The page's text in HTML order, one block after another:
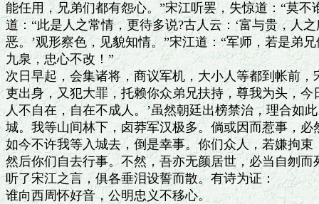
能任用，兄弟们都有怨心。”宋江听罢，失惊道：“莫不
道：“此是人之常情，更待多说?古人云：‘富与贵，人
恶。’观形察色，见貌知情。”宋江道：“军师，若是弟
九泉，忠心不改！”
次日早起，会集诸将，商议军机，大小人等都到帐前，
吏出身，又犯大罪，托赖你众弟兄扶持，尊我为头，今
人不自在，自在不成人。’虽然朝廷出榜禁治，理合如
城。我等山间林下，卤莽军汉极多。倘或因而惹事，
如今不许我等入城去，倒是幸事。你们众人，若嫌拘
然后你们自去行事。不然，吾亦无颜居世，必当自刎而
听了宋江之言，俱各垂泪设誓而散。有诗为证：
谁向西周怀好音，公明忠义不移心。